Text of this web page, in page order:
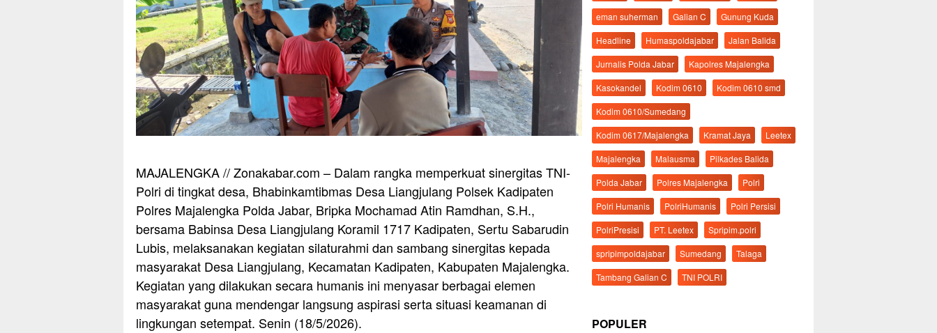
MAJALENGKA // Zonakabar.com – Dalam rangka memperkuat sinergitas TNI-
Polri di tingkat desa, Bhabinkamtibmas Desa Liangjulang Polsek Kadipaten
Polres Majalengka Polda Jabar, Bripka Mochamad Atin Ramdhan, S.H.,
bersama Babinsa Desa Liangjulang Koramil 1717 Kadipaten, Sertu Sabarudin
Lubis, melaksanakan kegiatan silaturahmi dan sambang sinergitas kepada
masyarakat Desa Liangjulang, Kecamatan Kadipaten, Kabupaten Majalengka.
Kegiatan yang dilakukan secara humanis ini menyasar berbagai elemen
masyarakat guna mendengar langsung aspirasi serta situasi keamanan di
lingkungan setempat. Senin (18/5/2026).
eman suherman
Galian C
Gunung Kuda
Headline
Humaspoldajabar
Jalan Balida
Jurnalis Polda Jabar
Kapolres Majalengka
Kasokandel
Kodim 0610
Kodim 0610 smd
Kodim 0610/Sumedang
Kodim 0617/Majalengka
Kramat Jaya
Leetex
Majalengka
Malausma
Pilkades Balida
Polda Jabar
Polres Majalengka
Polri
Polri Humanis
PolriHumanis
Polri Persisi
PolriPresisi
PT. Leetex
Spripim.polri
spripimpoldajabar
Sumedang
Talaga
Tambang Galian C
TNI POLRI
POPULER